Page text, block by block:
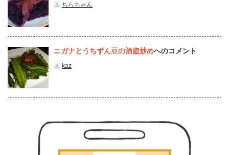
ちらちゃん
ニガナとうちずん豆の酒盗炒めへのコメント
kaz